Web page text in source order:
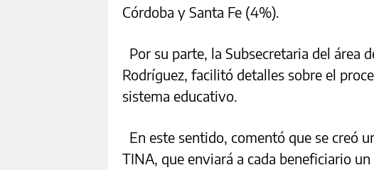
Córdoba y Santa Fe (4%).
Por su parte, la Subsecretaria del área
Rodríguez, facilitó detalles sobre el
sistema educativo.
En este sentido, comentó que se creó
TINA, que enviará a cada beneficiario